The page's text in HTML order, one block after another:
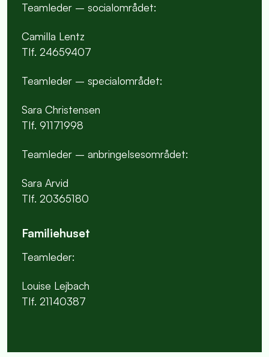
Teamleder – socialområdet:
Camilla Lentz
Tlf. 24659407
Teamleder – specialområdet:
Sara Christensen
Tlf. 91171998
Teamleder – anbringelsesområdet:
Sara Arvid
Tlf. 20365180
Familiehuset
Teamleder:
Louise Lejbach
Tlf. 21140387